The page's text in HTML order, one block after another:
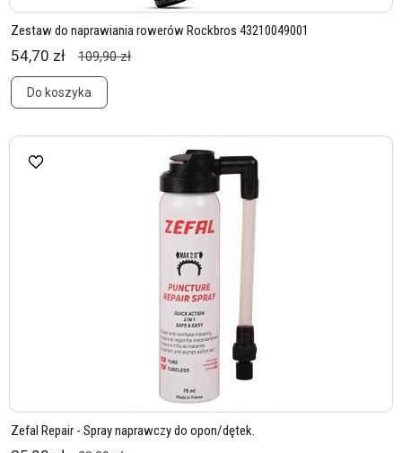
Zestaw do naprawiania rowerów Rockbros 43210049001
54,70 zł 109,90 zł
Do koszyka
Zefal Repair - Spray naprawczy do opon/dętek.